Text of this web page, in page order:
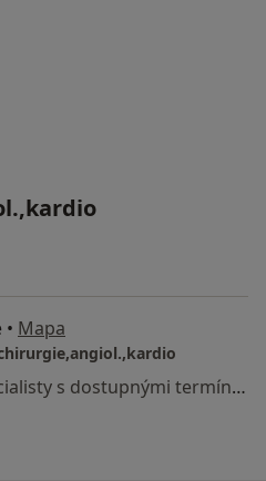
• Mapa
Tato klinika nemá specialisty s dostupnými termíny v online kalendáři